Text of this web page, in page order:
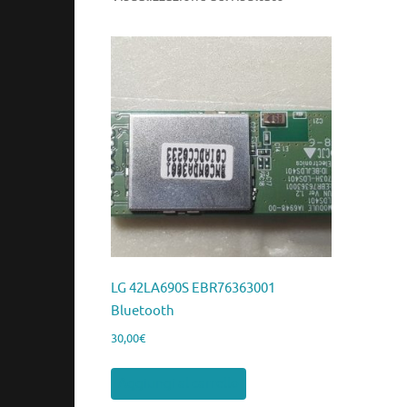
LG 42LA690S EBR76363001
Bluetooth
30,00€